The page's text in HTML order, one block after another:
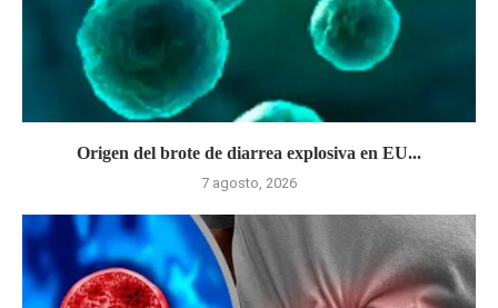
Origen del brote de diarrea explosiva en EU...
7 agosto, 2026